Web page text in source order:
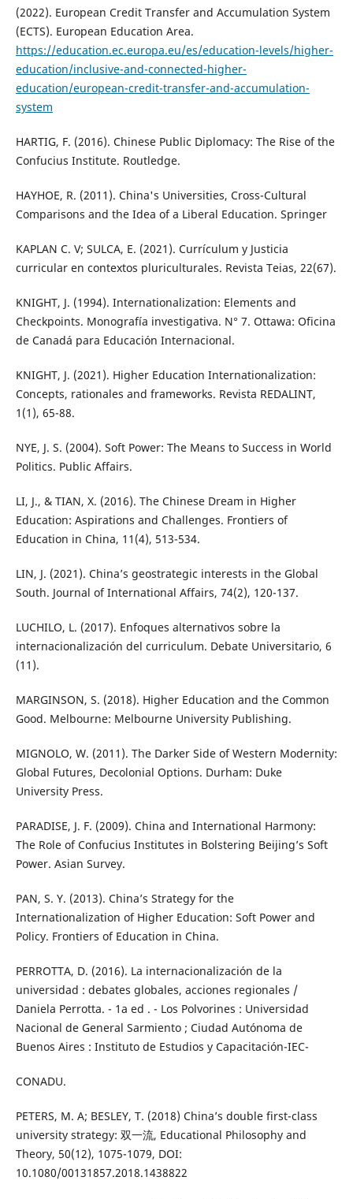
(2022). European Credit Transfer and Accumulation System
(ECTS). European Education Area.
https://education.ec.europa.eu/es/education-levels/higher-
education/inclusive-and-connected-higher-
education/european-credit-transfer-and-accumulation-
system
HARTIG, F. (2016). Chinese Public Diplomacy: The Rise of the
Confucius Institute. Routledge.
HAYHOE, R. (2011). China's Universities, Cross-Cultural
Comparisons and the Idea of a Liberal Education. Springer
KAPLAN C. V; SULCA, E. (2021). Currículum y Justicia
curricular en contextos pluriculturales. Revista Teias, 22(67).
KNIGHT, J. (1994). Internationalization: Elements and
Checkpoints. Monografía investigativa. N° 7. Ottawa: Oficina
de Canadá para Educación Internacional.
KNIGHT, J. (2021). Higher Education Internationalization:
Concepts, rationales and frameworks. Revista REDALINT,
1(1), 65-88.
NYE, J. S. (2004). Soft Power: The Means to Success in World
Politics. Public Affairs.
LI, J., & TIAN, X. (2016). The Chinese Dream in Higher
Education: Aspirations and Challenges. Frontiers of
Education in China, 11(4), 513-534.
LIN, J. (2021). China’s geostrategic interests in the Global
South. Journal of International Affairs, 74(2), 120-137.
LUCHILO, L. (2017). Enfoques alternativos sobre la
internacionalización del curriculum. Debate Universitario, 6
(11).
MARGINSON, S. (2018). Higher Education and the Common
Good. Melbourne: Melbourne University Publishing.
MIGNOLO, W. (2011). The Darker Side of Western Modernity:
Global Futures, Decolonial Options. Durham: Duke
University Press.
PARADISE, J. F. (2009). China and International Harmony:
The Role of Confucius Institutes in Bolstering Beijing’s Soft
Power. Asian Survey.
PAN, S. Y. (2013). China’s Strategy for the
Internationalization of Higher Education: Soft Power and
Policy. Frontiers of Education in China.
PERROTTA, D. (2016). La internacionalización de la
universidad : debates globales, acciones regionales /
Daniela Perrotta. - 1a ed . - Los Polvorines : Universidad
Nacional de General Sarmiento ; Ciudad Autónoma de
Buenos Aires : Instituto de Estudios y Capacitación-IEC-
CONADU.
PETERS, M. A; BESLEY, T. (2018) China’s double first-class
university strategy: 双一流, Educational Philosophy and
Theory, 50(12), 1075-1079, DOI:
10.1080/00131857.2018.1438822